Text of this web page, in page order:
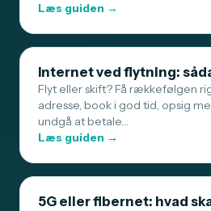
Læs guiden →
Internet ved flytning:
Flyt eller skift? Få rækkefølgen
adresse, book i god tid, opsig
undgå at betale…
Læs guiden →
5G eller fibernet: hvad